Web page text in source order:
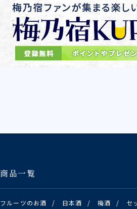
商品一覧
フルーツのお酒 / 日本酒 / 梅酒 / セ